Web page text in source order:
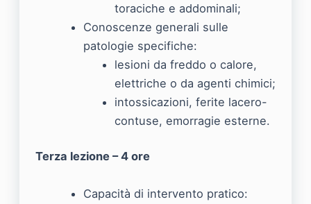
toraciche e addominali;
Conoscenze generali sulle
patologie specifiche:
lesioni da freddo o calore,
elettriche o da agenti chimici;
intossicazioni, ferite lacero-
contuse, emorragie esterne.
Terza lezione – 4 ore
Capacità di intervento pratico: